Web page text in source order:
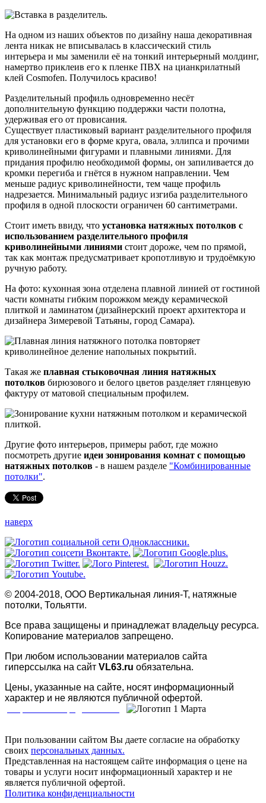
На одном из наших объектов по дизайну наша декоративная
лента никак не вписывалась в классический стиль
интерьера и мы заменили её на тонкий интерьерный молдинг,
намертво приклеив его к пленке ПВХ на цианкрилатный
клей Cosmofen. Получилось красиво!
Разделительный профиль одновременно несёт
дополнительную функцию поддержки части полотна,
удерживая его от провисания.
Существует пластиковый вариант разделительного профиля
для установки его в форме круга, овала, эллипса и прочими
криволинейными фигурами и плавными линиями. Для
придания профилю необходимой формы, он запиливается до
кромки перегиба и гнётся в нужном направлении. Чем
меньше радиус криволинейности, тем чаще профиль
надрезается. Минимальный радиус изгиба разделительного
профиля в одной плоскости ограничен 60 сантиметрами.
Стоит иметь ввиду, что установка натяжных потолков с
использованием разделительного профиля
криволинейными линиями стоит дороже, чем по прямой,
так как монтаж предусматривает кропотливую и трудоёмкую
ручную работу.
На фото: кухонная зона отделена плавной линией от гостиной
части комнаты гибким порожком между керамической
плиткой и ламинатом (дизайнерский проект архитектора и
дизайнера Зимеревой Татьяны, город Самара).
Такая же плавная стыковочная линия натяжных
потолков бирюзового и белого цветов разделяет глянцевую
фактуру от матовой специальным профилем.
Другие фото интерьеров, примеры работ, где можно
посмотреть другие идеи зонирования комнат с помощью
натяжных потолков - в нашем разделе "Комбинированные
потолки".
наверх
© 2004-2018, ООО Вертикальная линия-Т, натяжные
потолки, Тольятти.
Все права защищены и принадлежат владельцу ресурса.
Копирование материалов запрещено.
При любом использовании материалов сайта
гиперссылка на сайт VL63.ru обязательна.
Цены, указанные на сайте, носят информационный
характер и не являются публичной офертой.
При пользовании сайтом Вы даете согласие на обработку
своих персональных данных.
Представленная на настоящем сайте информация о цене на
товары и услуги носит информационный характер и не
является публичной офертой.
Политика конфиденциальности